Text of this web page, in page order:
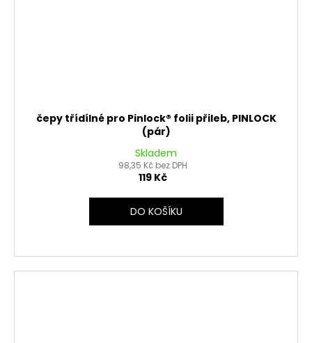
čepy třídílné pro Pinlock® folii přileb, PINLOCK
(pár)
Skladem
98,35 Kč bez DPH
119 Kč
DO KOŠÍKU